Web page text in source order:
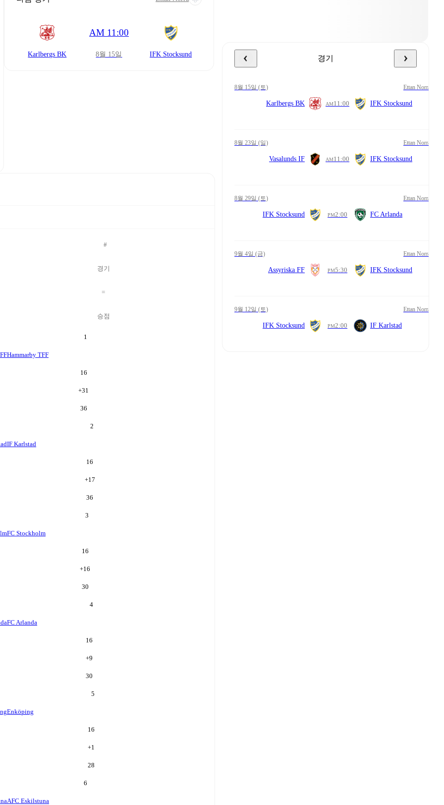
Karlbergs BK
AM 11:00
8월 15일 IFK Stocksund
#
경기
=
승점
1
Hammarby TFF
16
+31
36
2
IF Karlstad
16
+17
36
3
FC Stockholm
16
+16
30
4
FC Arlanda
16
+9
30
5
Enköping
16
+1
28
6
AFC Eskilstuna
경기
8월 15일 (토) Ettan Norra
Karlbergs BK AM11:00 IFK Stocksund
8월 23일 (일) Ettan Norra
Vasalunds IF AM11:00 IFK Stocksund
8월 29일 (토) Ettan Norra
IFK Stocksund PM2:00 FC Arlanda
9월 4일 (금) Ettan Norra
Assyriska FF PM5:30 IFK Stocksund
9월 12일 (토) Ettan Norra
IFK Stocksund PM2:00 IF Karlstad